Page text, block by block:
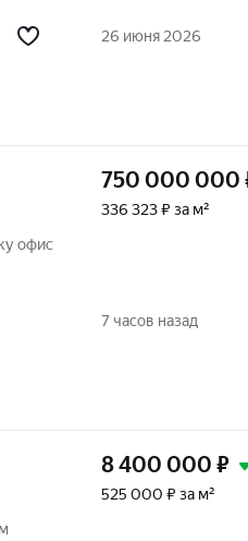
26 июня 2026
офис
750 000 000
336 323 ₽ за м²
7 часов назад
8 400 000 ₽
525 000 ₽ за м²